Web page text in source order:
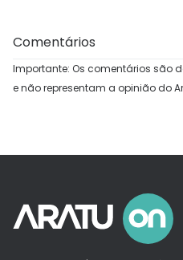
Comentários
Importante: Os comentários são
e não representam a opinião do